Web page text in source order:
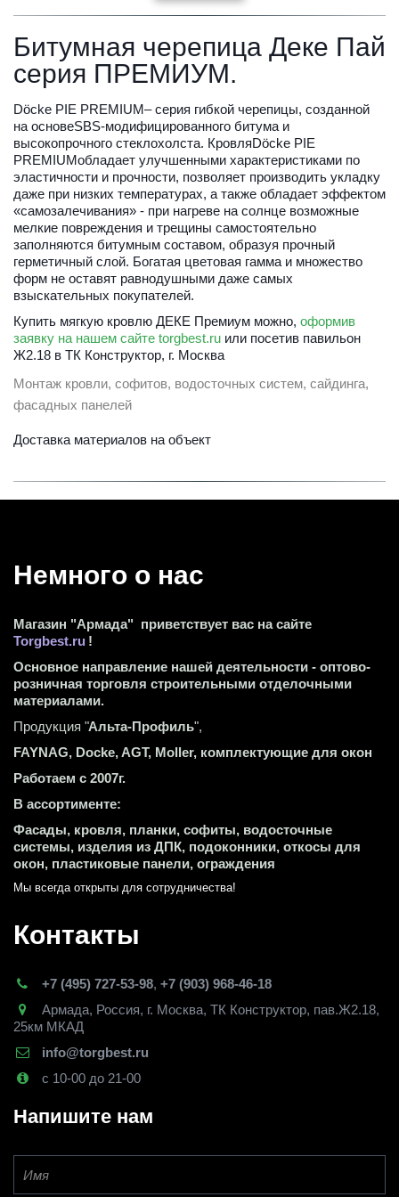
Битумная черепица Деке Пай
серия ПРЕМИУМ.
Döcke PIE PREMIUM– серия гибкой черепицы, созданной
на основеSBS-модифицированного битума и
высокопрочного стеклохолста. КровляDöcke PIE
PREMIUMобладает улучшенными характеристиками по
эластичности и прочности, позволяет производить укладку
даже при низких температурах, а также обладает эффектом
«самозалечивания» - при нагреве на солнце возможные
мелкие повреждения и трещины самостоятельно
заполняются битумным составом, образуя прочный
герметичный слой. Богатая цветовая гамма и множество
форм не оставят равнодушными даже самых
взыскательных покупателей.
Купить мягкую кровлю ДЕКЕ Премиум можно, оформив
заявку на нашем сайте torgbest.ru или посетив павильон
Ж2.18 в ТК Конструктор, г. Москва
Монтаж кровли, софитов, водосточных систем, сайдинга,
фасадных панелей
Доставка материалов на объект
Немного о нас
Магазин "Армада"  приветствует вас на сайте
Torgbest.ru !
Основное направление нашей деятельности - оптово-
розничная торговля строительными отделочными
материалами.
Продукция "Альта-Профиль",
FAYNAG, Docke, AGT, Moller, комплектующие для окон
Работаем с 2007г.
В ассортименте:
Фасады, кровля, планки, софиты, водосточные
системы, изделия из ДПК, подоконники, откосы для
окон, пластиковые панели, ограждения
Мы всегда открыты для сотрудничества!
Контакты
+7 (495) 727-53-98, +7 (903) 968-46-18
Армада, Россия, г. Москва, ТК Конструктор, пав.Ж2.18,
25км МКАД
info@torgbest.ru
с 10-00 до 21-00
Напишите нам